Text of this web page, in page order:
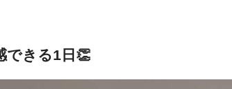
できる1日👏